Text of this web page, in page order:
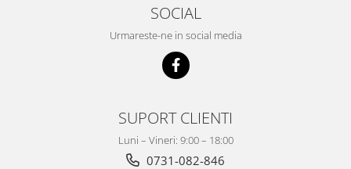
SOCIAL
Urmareste-ne in social media
SUPORT CLIENTI
Luni – Vineri: 9:00 – 18:00
0731-082-846